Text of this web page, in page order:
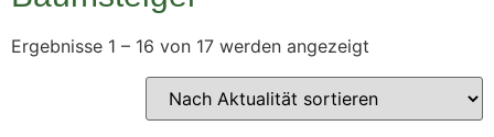
Ergebnisse 1 – 16 von 17 werden angezeigt